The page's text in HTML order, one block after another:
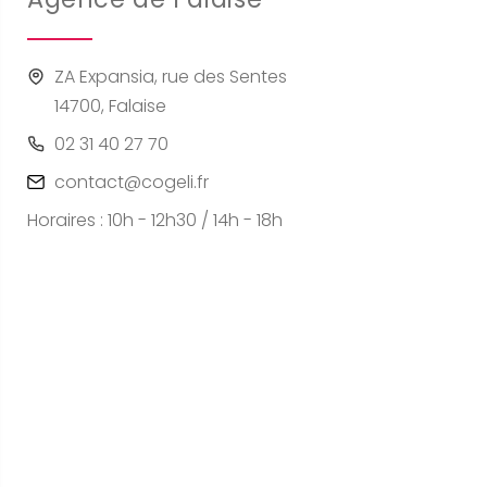
ZA Expansia, rue des Sentes
14700, Falaise
02 31 40 27 70
contact@cogeli.fr
Horaires : 10h - 12h30 / 14h - 18h